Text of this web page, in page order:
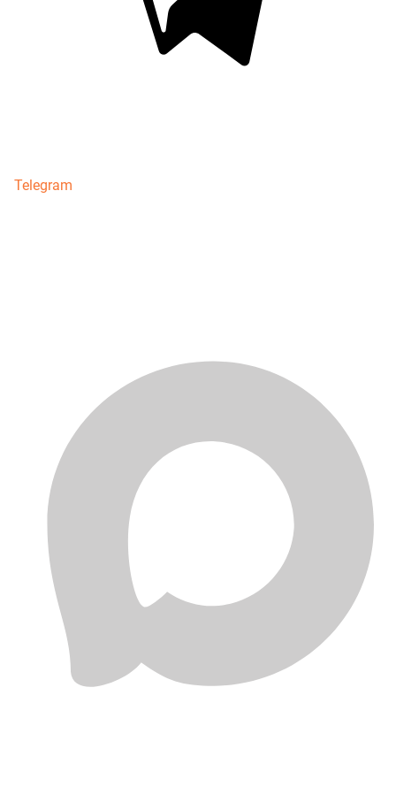
Telegram